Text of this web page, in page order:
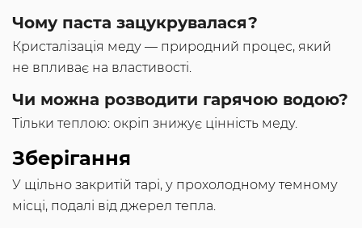
Чому паста зацукрувалася?
Кристалізація меду — природний процес, який
не впливає на властивості.
Чи можна розводити гарячою водою?
Тільки теплою: окріп знижує цінність меду.
Зберігання
У щільно закритій тарі, у прохолодному темному
місці, подалі від джерел тепла.